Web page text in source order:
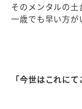
そのメンタルの
一歳でも早い方が
「今世はこれに